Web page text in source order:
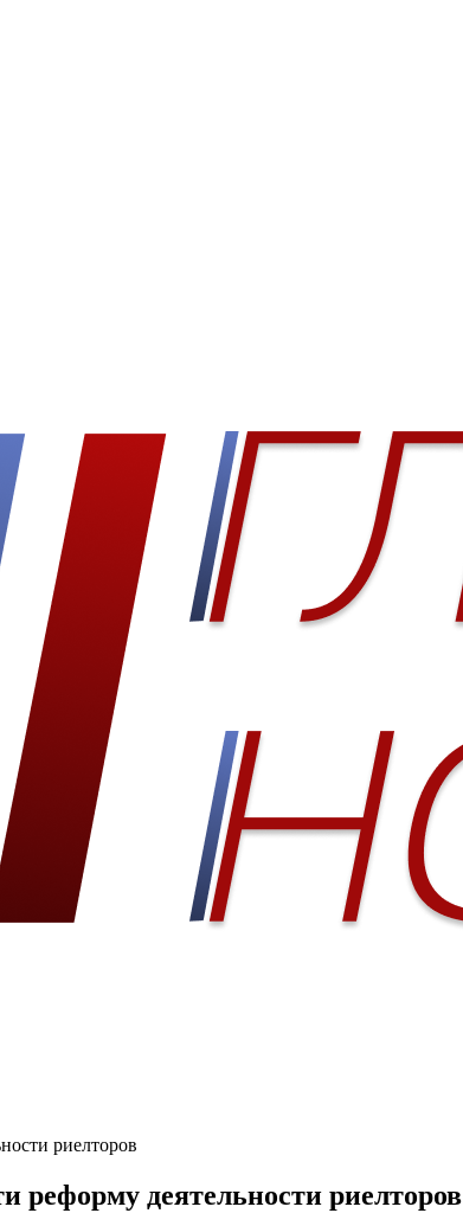
риелторов
реформу деятельности риелторов